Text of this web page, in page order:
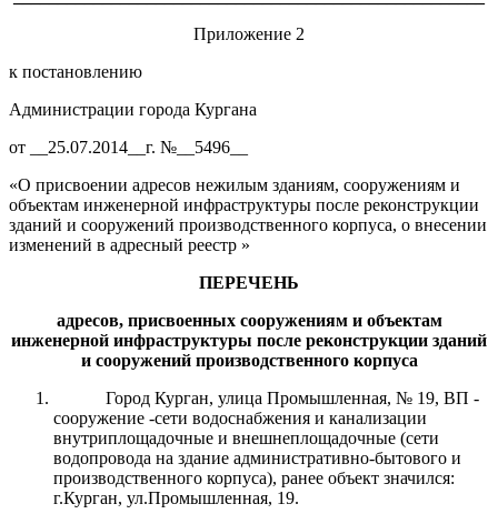
Приложение 2
к постановлению
Администрации города Кургана
от __25.07.2014__г. №__5496__
«О присвоении адресов нежилым зданиям, сооружениям и
объектам инженерной инфраструктуры после реконструкции
зданий и сооружений производственного корпуса, о внесении
изменений в адресный реестр »
ПЕРЕЧЕНЬ
адресов,присвоенных сооружениям и объектам
инженерной инфраструктуры после реконструкции зданий
и сооружений производственного корпуса
Город Курган, улица Промышленная, № 19, ВП -
сооружение -сети водоснабжения и канализации
внутриплощадочные и внешнеплощадочные (сети
водопровода на здание административно-бытового и
производственного корпуса), ранее объект значился:
г.Курган, ул.Промышленная, 19.